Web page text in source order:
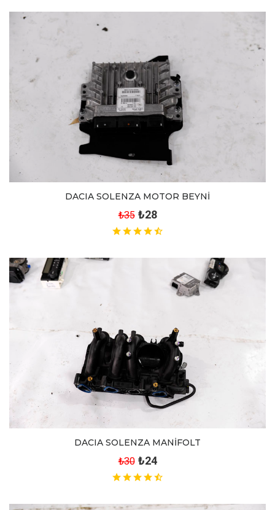
DACIA SOLENZA MOTOR BEYNİ
₺35 ₺28
DACIA SOLENZA MANİFOLT
₺30 ₺24